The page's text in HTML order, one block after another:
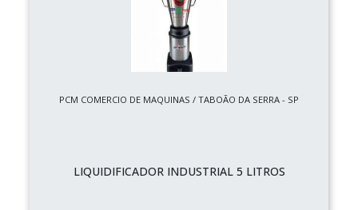
PCM COMERCIO DE MAQUINAS / TABOÃO DA SERRA - SP
LIQUIDIFICADOR INDUSTRIAL 5 LITROS